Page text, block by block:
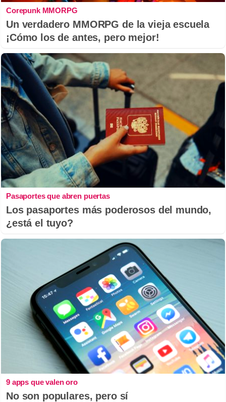
Corepunk MMORPG
Un verdadero MMORPG de la vieja escuela
¡Cómo los de antes, pero mejor!
Pasaportes que abren puertas
Los pasaportes más poderosos del mundo,
¿está el tuyo?
9 apps que valen oro
No son populares, pero sí